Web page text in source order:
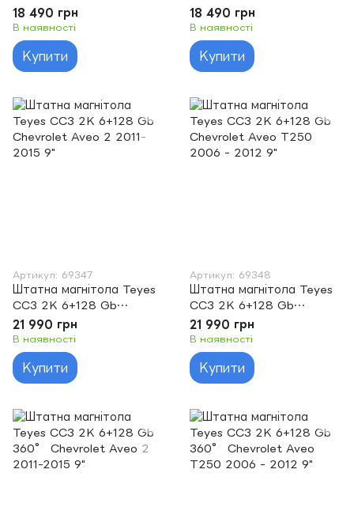
Chevrolet Aveo 2 2011-
2015 9"
18 490 грн
В наявності
Купити
Chevrolet Aveo T250
2006 - 2012 9"
18 490 грн
В наявності
Купити
Артикул: 69347
Штатна магнітола Teyes
CC3 2K 6+128 Gb
Chevrolet Aveo 2 2011-
2015 9"
21 990 грн
В наявності
Купити
Артикул: 69348
Штатна магнітола Teyes
CC3 2K 6+128 Gb
Chevrolet Aveo T250
2006 - 2012 9"
21 990 грн
В наявності
Купити